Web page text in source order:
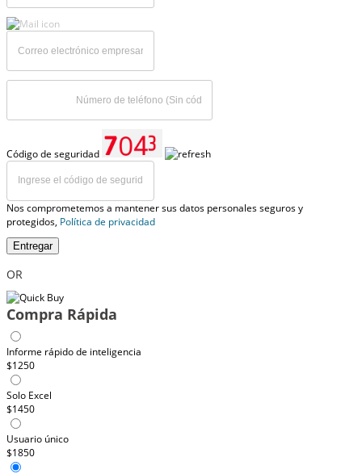
Código de seguridad
Nos comprometemos a mantener sus datos personales seguros y
protegidos, Política de privacidad
Entregar
OR
Compra Rápida
Informe rápido de inteligencia
$1250
Solo Excel
$1450
Usuario único
$1850